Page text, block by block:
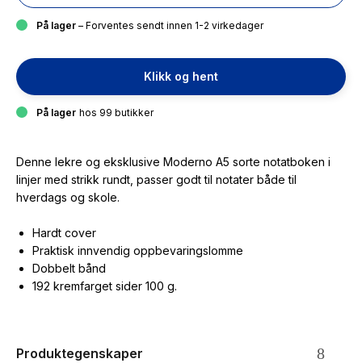
På lager – Forventes sendt innen 1-2 virkedager
Klikk og hent
På lager hos 99 butikker
Denne lekre og eksklusive Moderno A5 sorte notatboken i
linjer med strikk rundt, passer godt til notater både til
hverdags og skole.
Hardt cover
Praktisk innvendig oppbevaringslomme
Dobbelt bånd
192 kremfarget sider 100 g.
Produktegenskaper